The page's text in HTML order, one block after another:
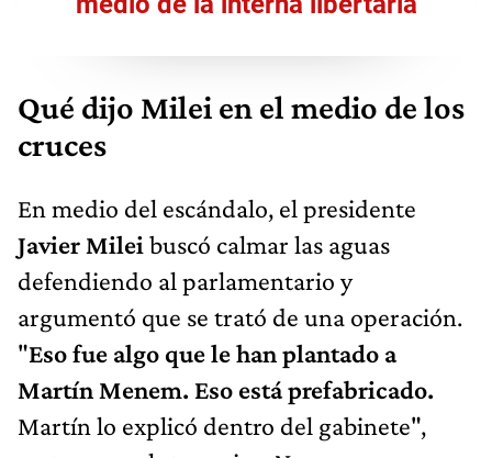
Qué dijo Milei en el medio de los
cruces
En medio del escándalo, el presidente
Javier Milei buscó calmar las aguas
defendiendo al parlamentario y
argumentó que se trató de una operación.
"Eso fue algo que le han plantado a
Martín Menem. Eso está prefabricado.
Martín lo explicó dentro del gabinete",